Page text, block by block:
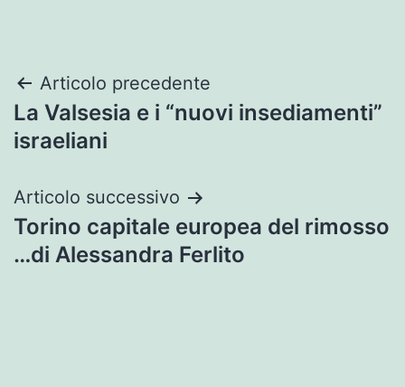
Navigazione
articoli
Articolo precedente
La Valsesia e i “nuovi insediamenti”
israeliani
Articolo successivo
Torino capitale europea del rimosso
…di Alessandra Ferlito